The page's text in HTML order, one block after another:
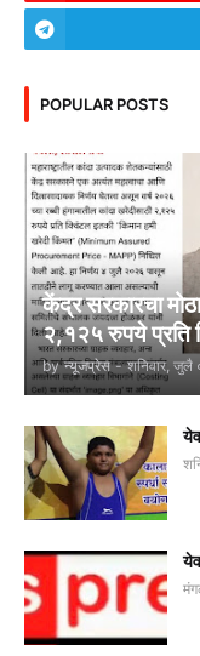
POPULAR POSTS
केंद्र सरकारचा मोठा
२,१२५ रुपये प्रति
by न्यूजप्रेस - शनिवार,